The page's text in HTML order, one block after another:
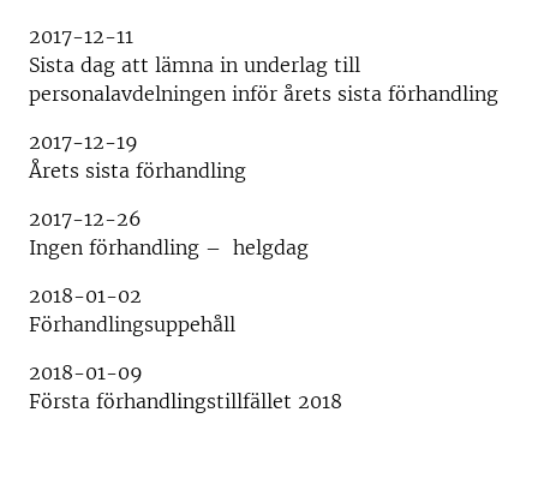
2017-12-11
Sista dag att lämna in underlag till
personalavdelningen inför årets sista förhandling
2017-12-19
Årets sista förhandling
2017-12-26
Ingen förhandling – helgdag
2018-01-02
Förhandlingsuppehåll
2018-01-09
Första förhandlingstillfället 2018